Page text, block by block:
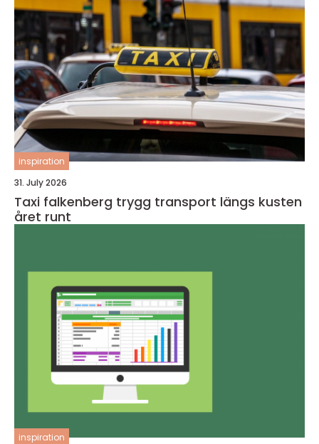
inspiration
31. July 2026
Taxi falkenberg trygg transport längs kusten
året runt
inspiration